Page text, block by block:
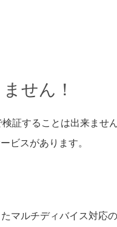
せん！
証することは出来ませ
ビスがあります。
マルチディバイス対応